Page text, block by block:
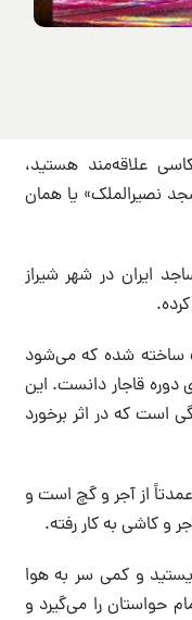
علاقه‌مند هستید،
نصیرالملک» یا همان
ایران در شهر شیراز
ساخته شده که می‌شود
دوره قاجار دانست. این
است که در اثر برخورد
از آجر و گچ است و
و کاشی به کار رفته.
و کمی سر به هوا
حواستان را می‌گیرد و